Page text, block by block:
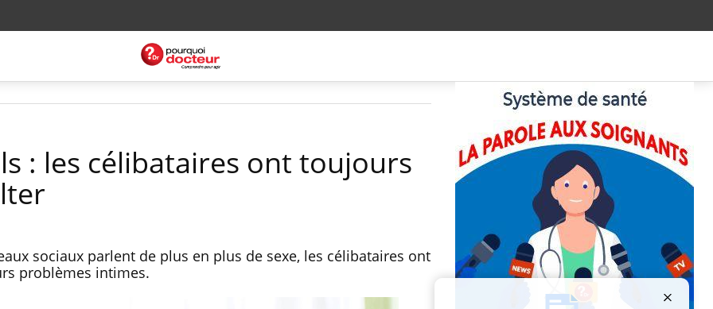
: les célibataires ont toujours
sociaux parlent de plus en plus de sexe, les célibataires ont
problèmes intimes.